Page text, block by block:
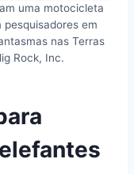
uma motocicleta
em
nas Terras
Rock, Inc.